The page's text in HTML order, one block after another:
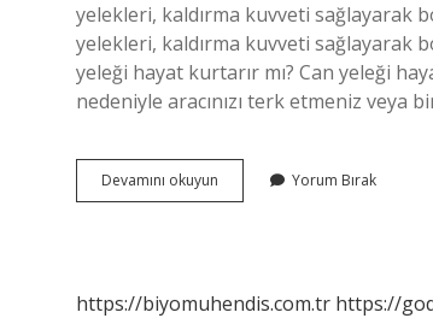
yelekleri, kaldırma kuvveti sağlayarak
yelekleri, kaldırma kuvveti sağlayarak
yeleği hayat kurtarır mı? Can yeleği
nedeniyle aracınızı terk etmeniz
Devamını okuyun
Yelekleri
Yorum Bırak
https://biyomuhendis.com.tr https://